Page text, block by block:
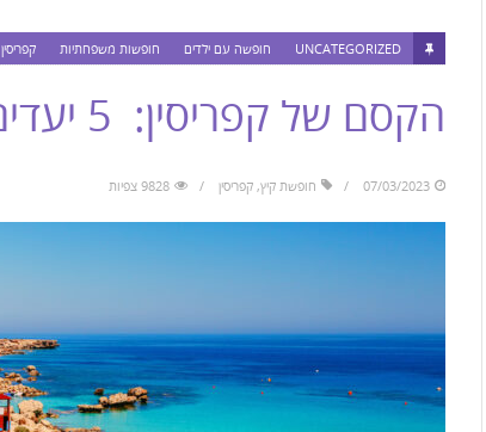
המרכזי,
Enter
area
UNCATEGORIZED חופשה עם ילדים חופשות משפחתיות קפריסין
הקסם של קפריסין: 5 יעדים פופולריים באי השכן
07/03/2023 חופשת קיץ,קפריסין 9828 צפיות